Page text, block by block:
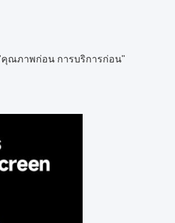
คุณภาพก่อน การบริการก่อน"